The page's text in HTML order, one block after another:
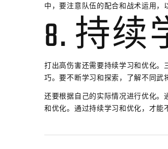
中，要注意队伍的配合和战术运用，
8. 持
打出高伤害还需要持续学习和优化
巧。要不断学习和探索，了解不同武
还要根据自己的实际情况进行优化
和优化。通过持续学习和优化，才能